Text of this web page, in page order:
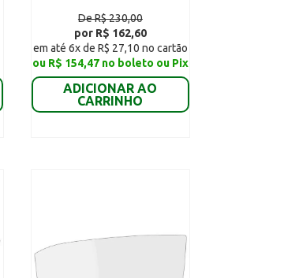
De R$ 230,00
por R$ 162,60
em até 6x de R$ 27,10 no cartão
ou R$ 154,47 no boleto ou Pix
ADICIONAR AO
CARRINHO